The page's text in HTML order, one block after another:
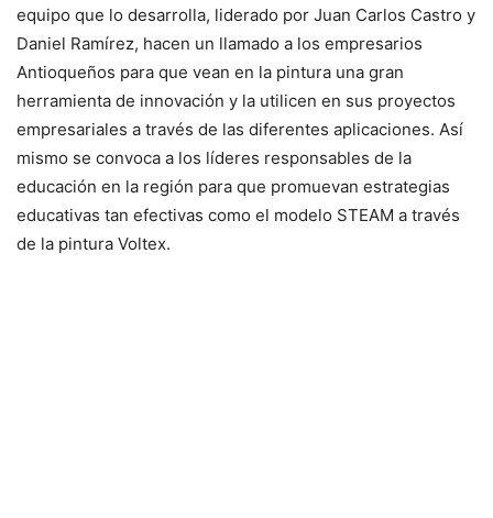
equipo que lo desarrolla, liderado por Juan Carlos Castro y
Daniel Ramírez, hacen un llamado a los empresarios
Antioqueños para que vean en la pintura una gran
herramienta de innovación y la utilicen en sus proyectos
empresariales a través de las diferentes aplicaciones. Así
mismo se convoca a los líderes responsables de la
educación en la región para que promuevan estrategias
educativas tan efectivas como el modelo STEAM a través
de la pintura Voltex.